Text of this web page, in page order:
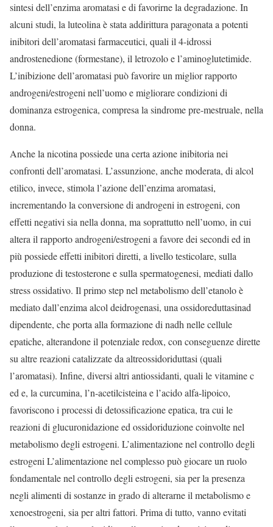
sintesi dell’enzima aromatasi e di favorirne la degradazione. In
alcuni studi, la luteolina è stata addirittura paragonata a potenti
inibitori dell’aromatasi farmaceutici, quali il 4-idrossi
androstenedione (formestane), il letrozolo e l’aminoglutetimide.
L’inibizione dell’aromatasi può favorire un miglior rapporto
androgeni/estrogeni nell’uomo e migliorare condizioni di
dominanza estrogenica, compresa la sindrome pre-mestruale, nella
donna.
Anche la nicotina possiede una certa azione inibitoria nei
confronti dell’aromatasi. L’assunzione, anche moderata, di alcol
etilico, invece, stimola l’azione dell’enzima aromatasi,
incrementando la conversione di androgeni in estrogeni, con
effetti negativi sia nella donna, ma soprattutto nell’uomo, in cui
altera il rapporto androgeni/estrogeni a favore dei secondi ed in
più possiede effetti inibitori diretti, a livello testicolare, sulla
produzione di testosterone e sulla spermatogenesi, mediati dallo
stress ossidativo. Il primo step nel metabolismo dell’etanolo è
mediato dall’enzima alcol deidrogenasi, una ossidoreduttasinad
dipendente, che porta alla formazione di nadh nelle cellule
epatiche, alterandone il potenziale redox, con conseguenze dirette
su altre reazioni catalizzate da altreossidoriduttasi (quali
l’aromatasi). Infine, diversi altri antiossidanti, quali le vitamine c
ed e, la curcumina, l’n-acetilcisteina e l’acido alfa-lipoico,
favoriscono i processi di detossificazione epatica, tra cui le
reazioni di glucuronidazione ed ossidoriduzione coinvolte nel
metabolismo degli estrogeni. L’alimentazione nel controllo degli
estrogeni L’alimentazione nel complesso può giocare un ruolo
fondamentale nel controllo degli estrogeni, sia per la presenza
negli alimenti di sostanze in grado di alterarne il metabolismo e
xenoestrogeni, sia per altri fattori. Prima di tutto, vanno evitati